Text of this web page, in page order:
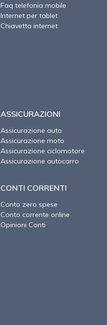
Faq telefonia mobile
Internet per tablet
Chiavetta internet
ASSICURAZIONI
Assicurazione auto
Assicurazione moto
Assicurazione ciclomotore
Assicurazione autocarro
CONTI CORRENTI
Conto zero spese
Conto corrente online
Opinioni Conti